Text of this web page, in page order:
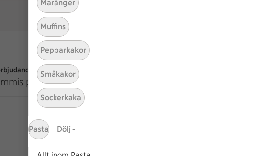
Maränger
Muffins
Pepparkakor
Småkakor
Sockerkaka
Pasta Dölj -
på ICA